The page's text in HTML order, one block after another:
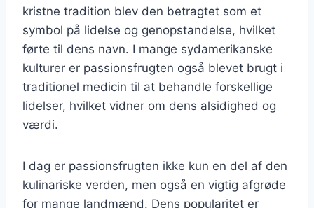
kristne tradition blev den betragtet som et
symbol på lidelse og genopstandelse, hvilket
førte til dens navn. I mange sydamerikanske
kulturer er passionsfrugten også blevet brugt i
traditionel medicin til at behandle forskellige
lidelser, hvilket vidner om dens alsidighed og
værdi.
I dag er passionsfrugten ikke kun en del af den
kulinariske verden, men også en vigtig afgrøde
for mange landmænd. Dens popularitet er